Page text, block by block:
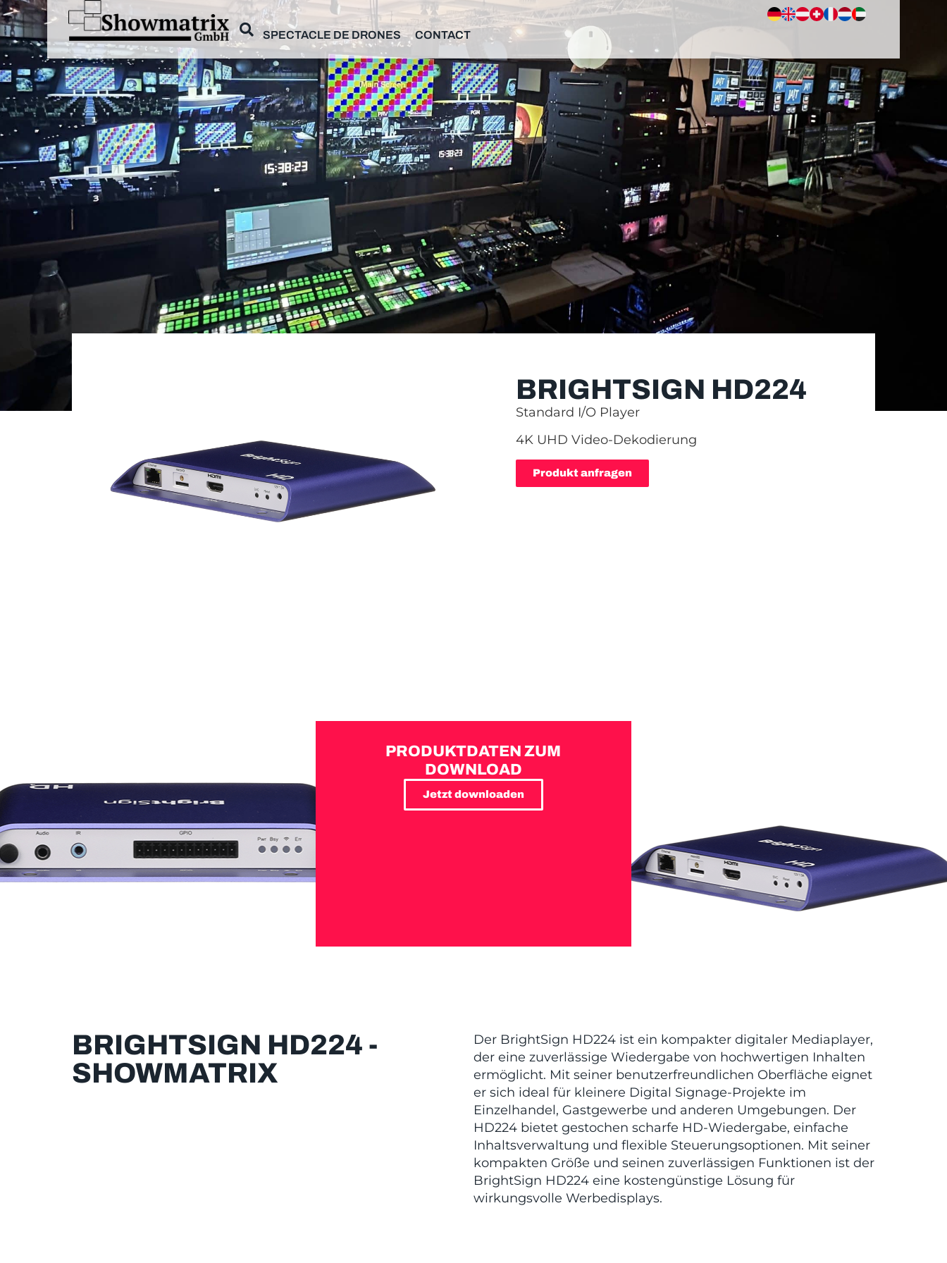
SPECTACLE DE DRONES CONTACT
BRIGHTSIGN HD224
Standard I/O Player
4K UHD Video-Dekodierung
Produkt anfragen
PRODUKTDATEN ZUM
DOWNLOAD
Jetzt downloaden
BRIGHTSIGN HD224 -
SHOWMATRIX
Der BrightSign HD224 ist ein kompakter digitaler Mediaplayer,
der eine zuverlässige Wiedergabe von hochwertigen Inhalten
ermöglicht. Mit seiner benutzerfreundlichen Oberfläche eignet
er sich ideal für kleinere Digital Signage-Projekte im
Einzelhandel, Gastgewerbe und anderen Umgebungen. Der
HD224 bietet gestochen scharfe HD-Wiedergabe, einfache
Inhaltsverwaltung und flexible Steuerungsoptionen. Mit seiner
kompakten Größe und seinen zuverlässigen Funktionen ist der
BrightSign HD224 eine kostengünstige Lösung für
wirkungsvolle Werbedisplays.